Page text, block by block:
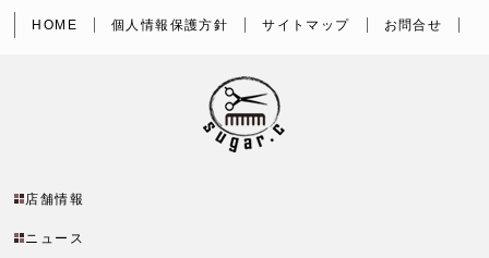
HOME 個人情報保護方針 サイトマップ お問合せ
店舗情報
ニュース